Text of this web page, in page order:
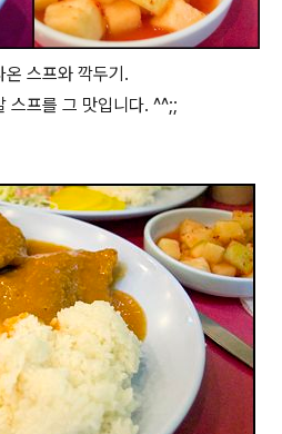
스프와 깍두기.
스프를 그 맛입니다. ^^;;